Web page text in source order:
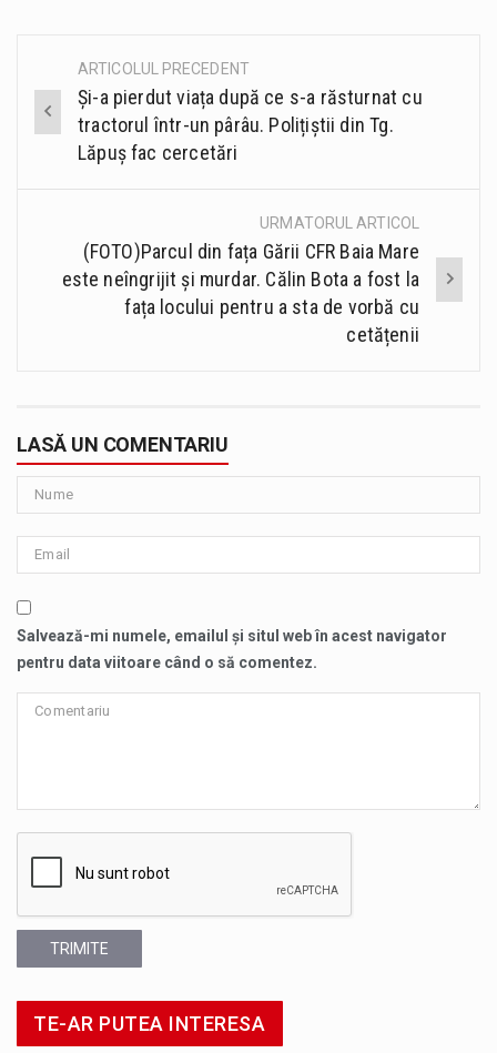
Post
navigation
ARTICOLUL PRECEDENT
Și-a pierdut viața după ce s-a răsturnat cu
tractorul într-un pârâu. Polițiștii din Tg.
Lăpuș fac cercetări
URMATORUL ARTICOL
(FOTO)Parcul din fața Gării CFR Baia Mare
este neîngrijit și murdar. Călin Bota a fost la
fața locului pentru a sta de vorbă cu
cetățenii
LASĂ UN COMENTARIU
Salvează-mi numele, emailul și situl web în acest navigator
pentru data viitoare când o să comentez.
TRIMITE
TE-AR PUTEA INTERESA